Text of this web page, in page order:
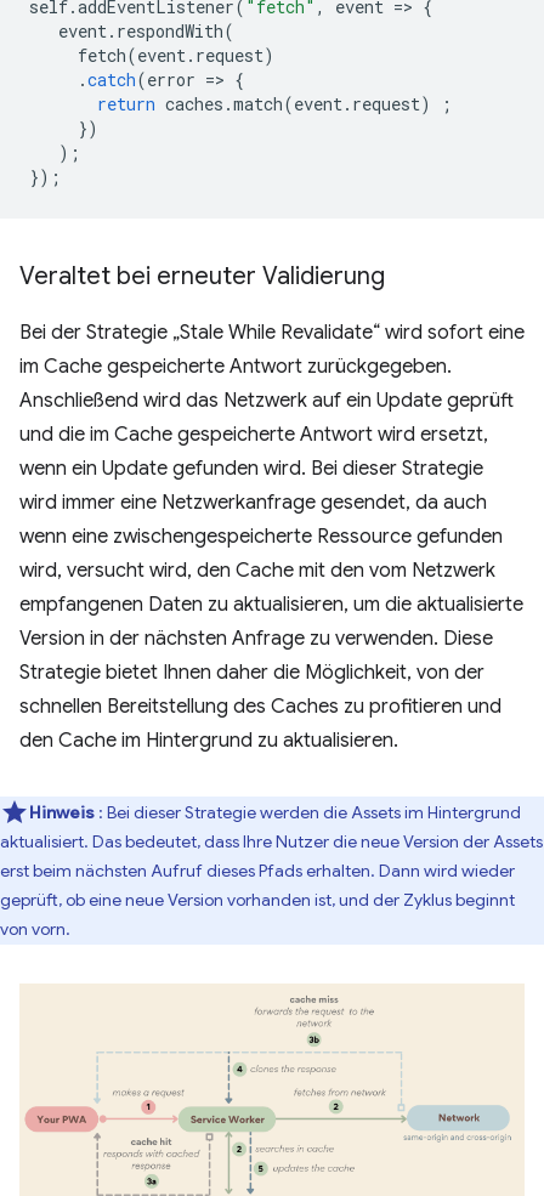
self.addEventListener( "fetch" , event => {
event . respondWith(
fetch(event . request)
.catch(error => {
return caches .match(event . request)
;
})
);
});
Veraltet bei erneuter Validierung
Bei der Strategie „Stale While Revalidate“ wird sofort eine
im Cache gespeicherte Antwort zurückgegeben.
Anschließend wird das Netzwerk auf ein Update geprüft
und die im Cache gespeicherte Antwort wird ersetzt,
wenn ein Update gefunden wird. Bei dieser Strategie
wird immer eine Netzwerkanfrage gesendet, da auch
wenn eine zwischengespeicherte Ressource gefunden
wird, versucht wird, den Cache mit den vom Netzwerk
empfangenen Daten zu aktualisieren, um die aktualisierte
Version in der nächsten Anfrage zu verwenden. Diese
Strategie bietet Ihnen daher die Möglichkeit, von der
schnellen Bereitstellung des Caches zu profitieren und
den Cache im Hintergrund zu aktualisieren.
Hinweis : Bei dieser Strategie werden die Assets im Hintergrund
aktualisiert. Das bedeutet, dass Ihre Nutzer die neue Version der Assets
erst beim nächsten Aufruf dieses Pfads erhalten. Dann wird wieder
geprüft, ob eine neue Version vorhanden ist, und der Zyklus beginnt
von vorn.